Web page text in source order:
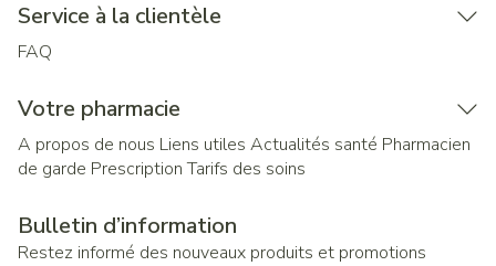
Service à la clientèle
FAQ
Votre pharmacie
A propos de nous Liens utiles Actualités santé Pharmacien
de garde Prescription Tarifs des soins
Bulletin d’information
Restez informé des nouveaux produits et promotions